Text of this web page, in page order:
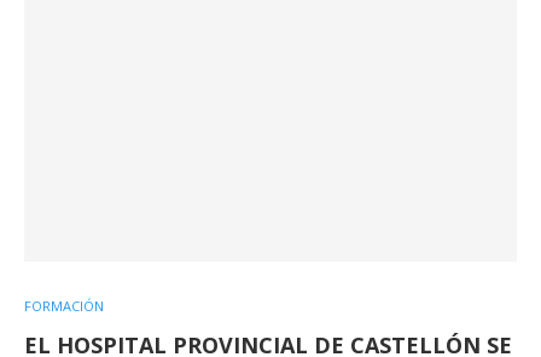
FORMACIÓN
EL HOSPITAL PROVINCIAL DE CASTELLÓN SE